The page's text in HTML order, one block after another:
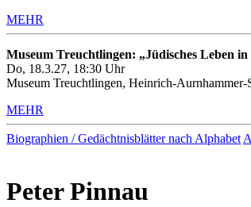
MEHR
Museum Treuchtlingen: „Jüdisches Leben
Do, 18.3.27, 18:30 Uhr
Museum Treuchtlingen, Heinrich-
MEHR
Biographien / Gedächtnisblätter nach Alphabet A
Peter Pinnau